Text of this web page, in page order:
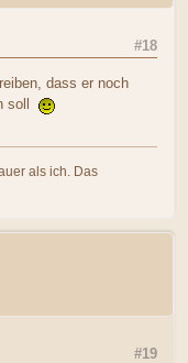
#18
dass er noch
soll
als ich. Das
#19